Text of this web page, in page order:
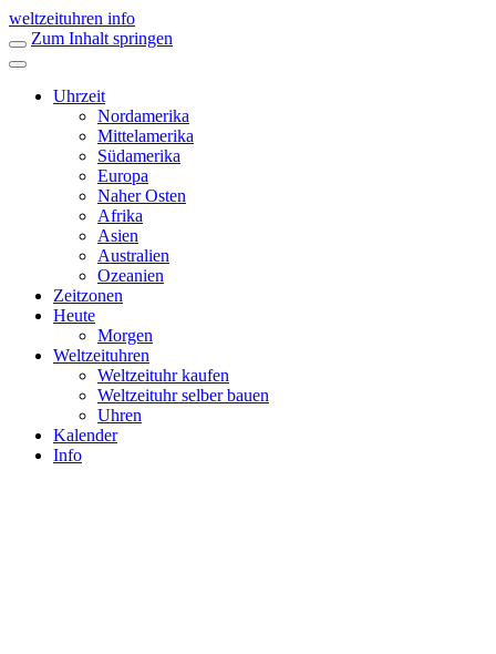
weltzeituhren info
Zum Inhalt springen
Uhrzeit
Nordamerika
Mittelamerika
Südamerika
Europa
Naher Osten
Afrika
Asien
Australien
Ozeanien
Zeitzonen
Heute
Morgen
Weltzeituhren
Weltzeituhr kaufen
Weltzeituhr selber bauen
Uhren
Kalender
Info